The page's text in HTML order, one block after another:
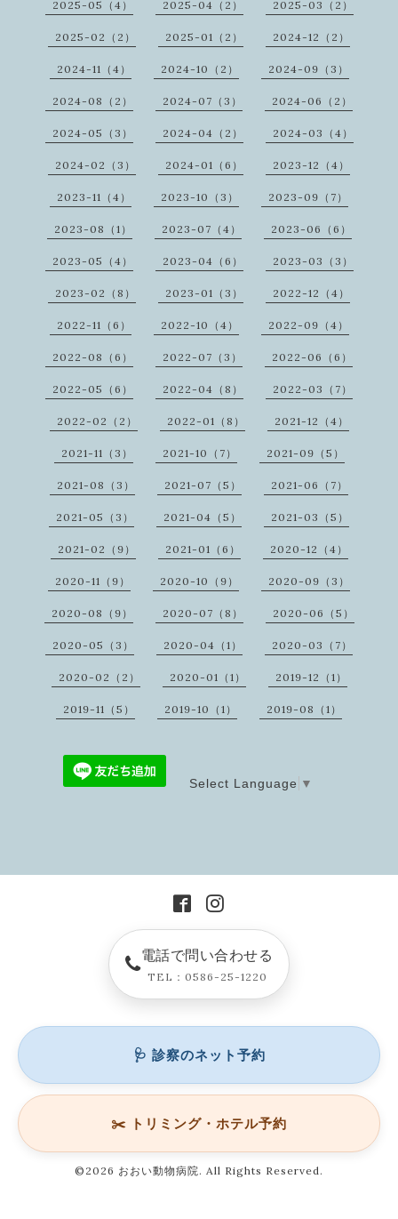
2025-05（4） 2025-04（2） 2025-03（2）
2025-02（2） 2025-01（2） 2024-12（2）
2024-11（4） 2024-10（2） 2024-09（3）
2024-08（2） 2024-07（3） 2024-06（2）
2024-05（3） 2024-04（2） 2024-03（4）
2024-02（3） 2024-01（6） 2023-12（4）
2023-11（4） 2023-10（3） 2023-09（7）
2023-08（1） 2023-07（4） 2023-06（6）
2023-05（4） 2023-04（6） 2023-03（3）
2023-02（8） 2023-01（3） 2022-12（4）
2022-11（6） 2022-10（4） 2022-09（4）
2022-08（6） 2022-07（3） 2022-06（6）
2022-05（6） 2022-04（8） 2022-03（7）
2022-02（2） 2022-01（8） 2021-12（4）
2021-11（3） 2021-10（7） 2021-09（5）
2021-08（3） 2021-07（5） 2021-06（7）
2021-05（3） 2021-04（5） 2021-03（5）
2021-02（9） 2021-01（6） 2020-12（4）
2020-11（9） 2020-10（9） 2020-09（3）
2020-08（9） 2020-07（8） 2020-06（5）
2020-05（3） 2020-04（1） 2020-03（7）
2020-02（2） 2020-01（1） 2019-12（1）
2019-11（5） 2019-10（1） 2019-08（1）
Select Language ▼
電話で問い合わせる
TEL：0586-25-1220
🩺 診察のネット予約
✂️ トリミング・ホテル予約
©2026 おおい動物病院. All Rights Reserved.